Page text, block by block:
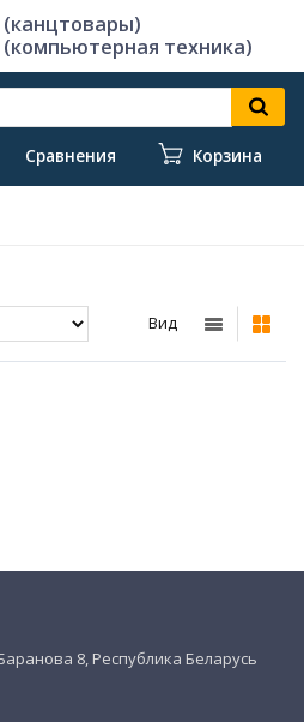
(канцтовары)
(компьютерная техника)
Сравнения Корзина
Вид
8, Республика Беларусь